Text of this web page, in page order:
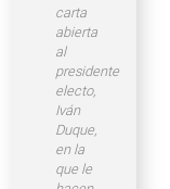
carta
abierta
al
presidente
electo,
Iván
Duque,
en la
que le